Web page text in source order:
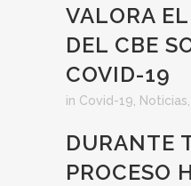
VALORA
DEL CBE
COVID-19
in Covid-19 Noticias
DURANTE
PROCESO